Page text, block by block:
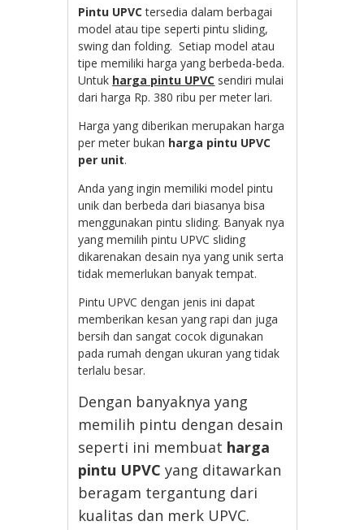
Pintu UPVCtersedia dalam berbagai
model atau tipe seperti pintu sliding,
swing dan folding. Setiap model atau
tipe memiliki harga yang berbeda-beda.
Untuk harga pintu UPVC sendiri mulai
dari harga Rp. 380 ribu per meter lari.
Harga yang diberikan merupakan harga
per meter bukan harga pintu UPVC
per unit.
Anda yang ingin memiliki model pintu
unik dan berbeda dari biasanya bisa
menggunakan pintu sliding. Banyak nya
yang memilih pintu UPVC sliding
dikarenakan desain nya yang unik serta
tidak memerlukan banyak tempat.
Pintu UPVC dengan jenis ini dapat
memberikan kesan yang rapi dan juga
bersih dan sangat cocok digunakan
pada rumah dengan ukuran yang tidak
terlalu besar.
Dengan banyaknya yang
memilih pintu dengan desain
seperti ini membuat harga
pintu UPVC yang ditawarkan
beragam tergantung dari
kualitas dan merk UPVC.